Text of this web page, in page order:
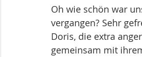
Oh wie schön war
vergangen? Sehr
Doris, die extra
gemeinsam mit